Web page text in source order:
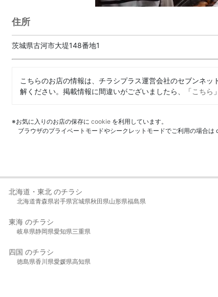
住所
茨城県古河市大堤148番地1
こちらのお店の情報は、チラシプラス運営会社のセブンネ
解ください。掲載情報に間違いがございましたら、「こちら
※お気に入りのお店の保存に cookie を利用しています。
ブラウザのプライベートモードやシークレットモードでご利用の場合
北海道・東北 のチラシ
北海道青森県岩手県宮城県秋田県山形県福島県
東海 のチラシ
岐阜県静岡県愛知県三重県
四国 のチラシ
徳島県香川県愛媛県高知県